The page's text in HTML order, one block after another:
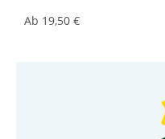
Ab 19,50 €